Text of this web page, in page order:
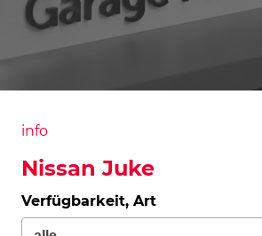
info
Nissan Juke
Verfügbarkeit, Art